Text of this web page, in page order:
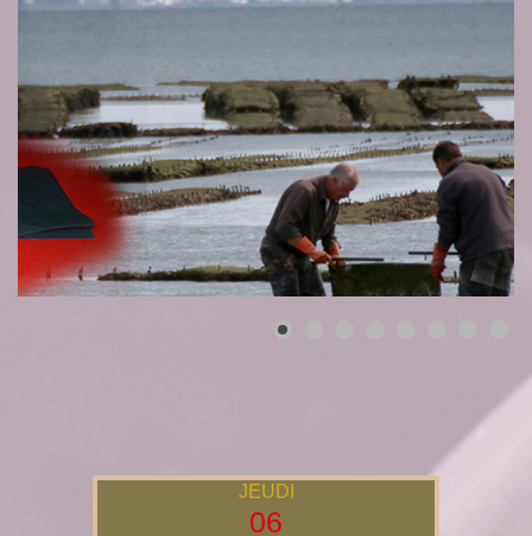
JEUDI
06